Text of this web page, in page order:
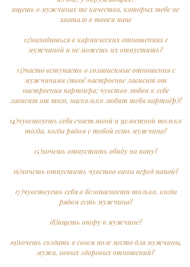
ищешь в мужчинах те качества, которых тебе не
хватало в твоем папе
12)находишься в кармических отношениях с
мужчиной и не можешь их отпустить?
13)часто вступаешь в созависимые отношения с
мужчинами (твоё настроение зависит от
настроения партнера; чувство любви к себе
зависит от того, насколько любит тебя партнёр)?
14)чувствуешь себя счастливой и целостной только
тогда, когда рядом с тобой есть мужчина?
15)хочешь отпустить обиду на папу?
16)хочешь отпустить чувство вины перед папой?
17)чувствуешь себя в безопасности только, когда
рядом есть мужчина?
18)ищешь опору в мужчине?
19)хочешь создать в своем поле место для мужчины,
мужа, новых здоровых отношений?